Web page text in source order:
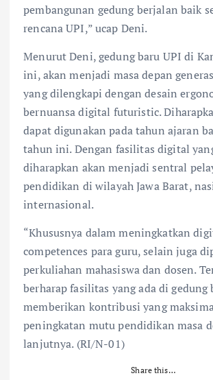
pembangunan gedung berjalan baik
rencana UPI,” ucap Deni.
Menurut Deni, gedung baru UPI di
ini, akan menjadi masa depan
yang dilengkapi dengan desain
bernuansa digital futuristic.
dapat digunakan pada tahun ajaran
tahun ini. Dengan fasilitas digital
diharapkan akan menjadi sentral
pendidikan di wilayah Jawa Barat,
internasional.
“Khususnya dalam meningkatkan
competences para guru, selain juga
perkuliahan mahasiswa dan dosen.
berharap fasilitas yang ada di gedung
memberikan kontribusi yang
peningkatan mutu pendidikan masa
lanjutnya. (RI/N-01)
Share this…